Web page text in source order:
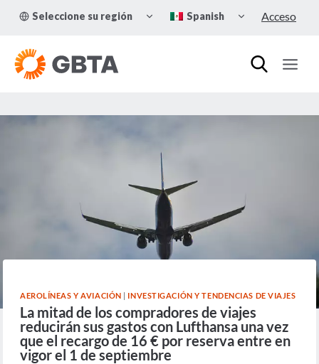
Seleccione su región
TOGGLE
CHILD
Spanish
CHILDAcceso
AEROLÍNEAS Y AVIACIÓN INVESTIGACIÓN Y TENDENCIAS DE VIAJES
La mitad de los compradores de viajes
reducirán sus gastos con Lufthansa una vez
que el recargo de 16 € por reserva entre en
vigor el 1 de septiembre